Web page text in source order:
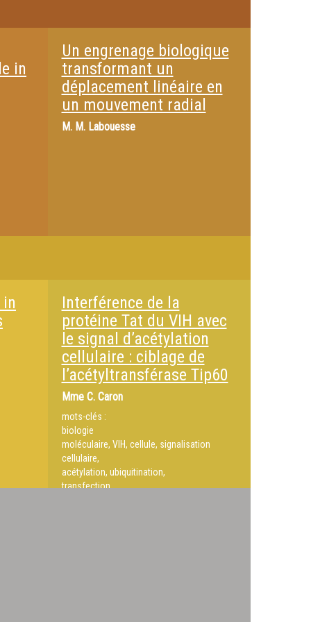
in
Un engrenage biologique
transformant un
déplacement linéaire en
un mouvement radial
M. M. Labouesse
Interférence de la
protéine Tat du VIH avec
le signal d’acétylation
cellulaire : ciblage de
l’acétyltransférase Tip60
Mme C. Caron
mots-clés :
biologie
moléculaire, VIH, cellule, signalisation
cellulaire,
acétylation, ubiquitination,
transfection